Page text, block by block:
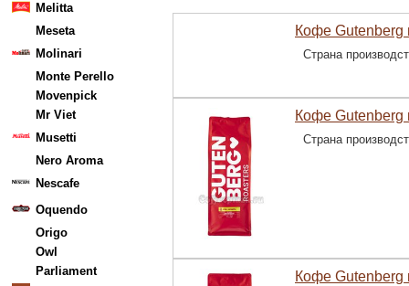
Melitta
Meseta
Molinari
Monte Perello
Movenpick
Mr Viet
Musetti
Nero Aroma
Nescafe
Oquendo
Origo
Owl
Parliament
Кофе Gutenberg
Страна
Кофе Gutenberg
Страна
Кофе Gutenberg